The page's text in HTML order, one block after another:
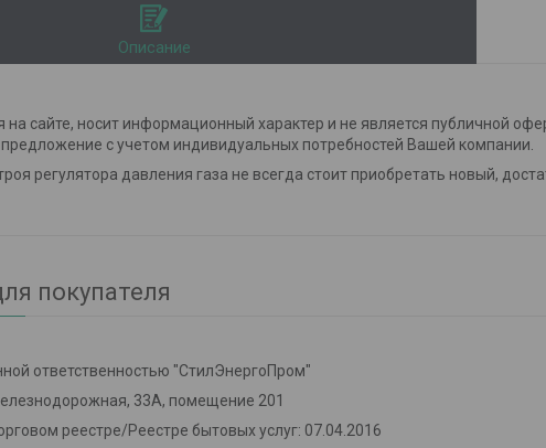
Описание
на сайте, носит информационный характер и не является публичной
с учетом индивидуальных потребностей Вашей компании.
регулятора давления газа не всегда стоит приобретать новый,
покупателя
ответственностью "СтилЭнергоПром"
33А, помещение 201
реестре/Реестре бытовых услуг: 07.04.2016